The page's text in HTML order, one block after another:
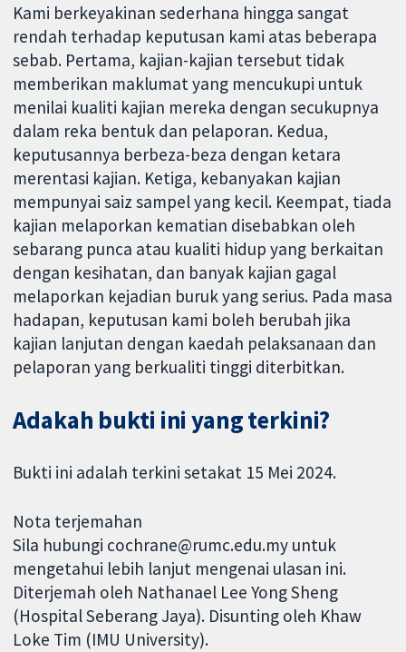
Kami berkeyakinan sederhana hingga sangat
rendah terhadap keputusan kami atas beberapa
sebab. Pertama, kajian-kajian tersebut tidak
memberikan maklumat yang mencukupi untuk
menilai kualiti kajian mereka dengan secukupnya
dalam reka bentuk dan pelaporan. Kedua,
keputusannya berbeza-beza dengan ketara
merentasi kajian. Ketiga, kebanyakan kajian
mempunyai saiz sampel yang kecil. Keempat, tiada
kajian melaporkan kematian disebabkan oleh
sebarang punca atau kualiti hidup yang berkaitan
dengan kesihatan, dan banyak kajian gagal
melaporkan kejadian buruk yang serius. Pada masa
hadapan, keputusan kami boleh berubah jika
kajian lanjutan dengan kaedah pelaksanaan dan
pelaporan yang berkualiti tinggi diterbitkan.
Adakah bukti ini yang terkini?
Bukti ini adalah terkini setakat 15 Mei 2024.
Nota terjemahan
Sila hubungi cochrane@rumc.edu.my untuk
mengetahui lebih lanjut mengenai ulasan ini.
Diterjemah oleh Nathanael Lee Yong Sheng
(Hospital Seberang Jaya). Disunting oleh Khaw
Loke Tim (IMU University).